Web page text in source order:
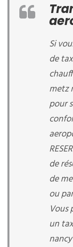
Si
de
metz
pour
de
de
ou
Vous
un